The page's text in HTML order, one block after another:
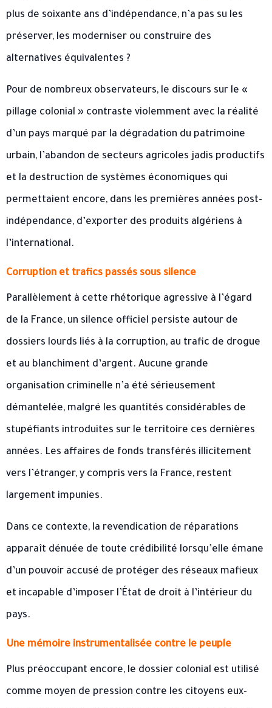
plus de soixante ans d’indépendance, n’a pas su les
préserver, les moderniser ou construire des
alternatives équivalentes ?
Pour de nombreux observateurs, le discours sur le «
pillage colonial » contraste violemment avec la réalité
d’un pays marqué par la dégradation du patrimoine
urbain, l’abandon de secteurs agricoles jadis productifs
et la destruction de systèmes économiques qui
permettaient encore, dans les premières années post-
indépendance, d’exporter des produits algériens à
l’international.
Corruption et trafics passés sous silence
Parallèlement à cette rhétorique agressive à l’égard
de la France, un silence officiel persiste autour de
dossiers lourds liés à la corruption, au trafic de drogue
et au blanchiment d’argent. Aucune grande
organisation criminelle n’a été sérieusement
démantelée, malgré les quantités considérables de
stupéfiants introduites sur le territoire ces dernières
années. Les affaires de fonds transférés illicitement
vers l’étranger, y compris vers la France, restent
largement impunies.
Dans ce contexte, la revendication de réparations
apparaît dénuée de toute crédibilité lorsqu’elle émane
d’un pouvoir accusé de protéger des réseaux mafieux
et incapable d’imposer l’État de droit à l’intérieur du
pays.
Une mémoire instrumentalisée contre le peuple
Plus préoccupant encore, le dossier colonial est utilisé
comme moyen de pression contre les citoyens eux-